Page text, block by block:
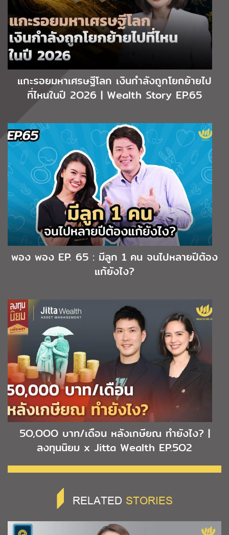
แกะรอยมหาเศรษฐีโลก เงินกำลังถูกโยกย้ายไป
ที่ไหนในปี 2O26 | Wealth Story EP.65
พอง พอง EP. 65 : มีลูก 1 คน จนไปหลายปีต้อง
แก้ยังไง?
5O,OOO บาท/เดือน หลังเกษียณ ทำยังไง? |
ลงทุนนิยม x Jitta Wealth EP.5O2
RELATED STORIES